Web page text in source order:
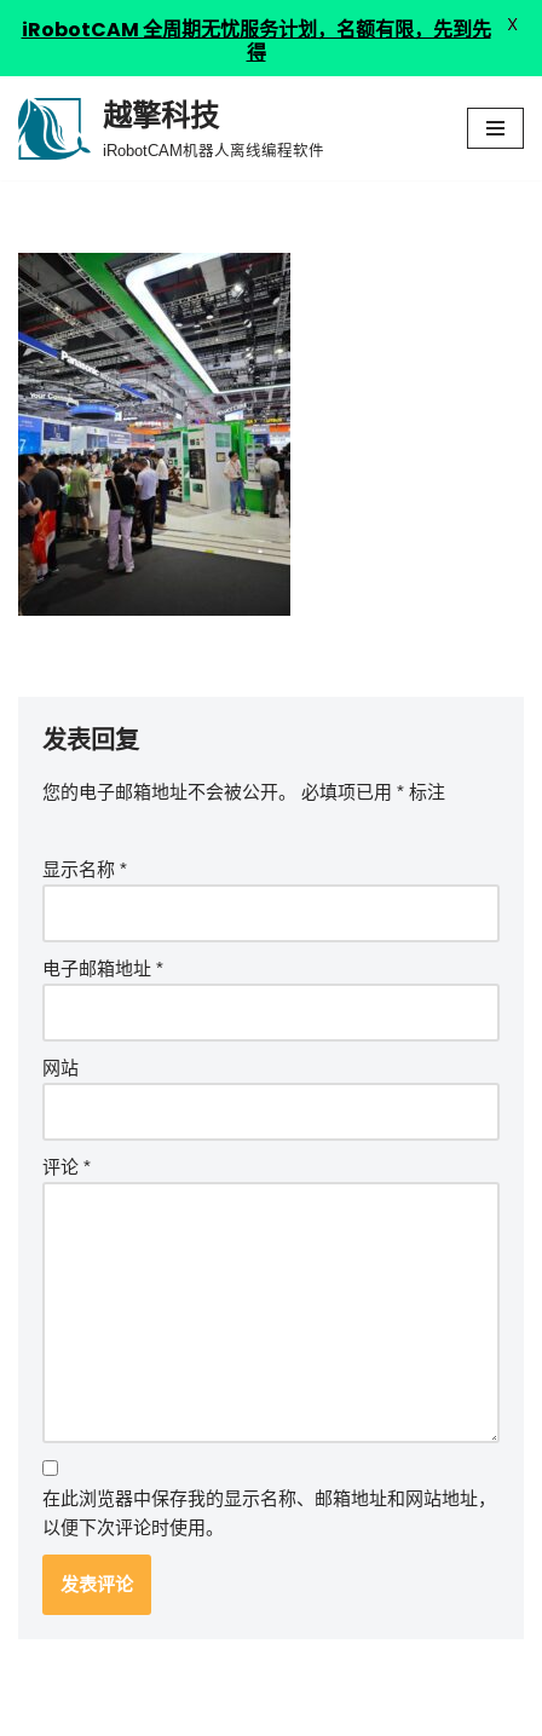
跳
越擎科技
iRobotCAM机器人离线编程软件
发表回复
您的电子邮箱地址不会被公开。 必填项已用 * 标注
显示名称 *
电子邮箱地址 *
网站
评论 *
在此浏览器中保存我的显示名称、邮箱地址和网站地址，
以便下次评论时使用。
iRobotCAM 全周期无忧服务计划，名额有限，先到先
得
X